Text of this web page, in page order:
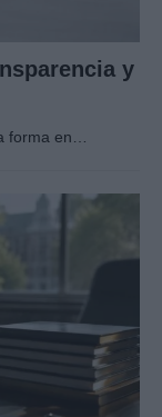
y
forma en…